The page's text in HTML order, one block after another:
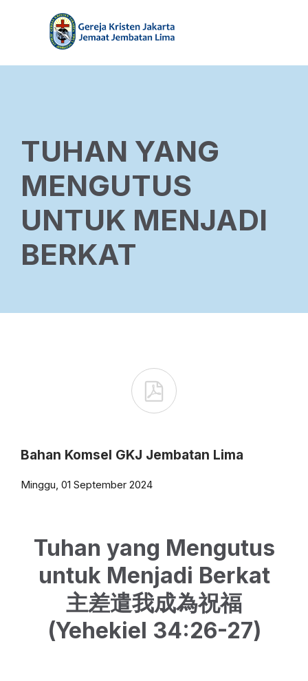
TUHAN YANG
MENGUTUS
UNTUK MENJADI
BERKAT

Bahan Komsel GKJ Jembatan Lima
Minggu, 01 September 2024
Tuhan yang Mengutus
untuk Menjadi Berkat
主差遣我成為祝福
(Yehekiel 34:26-27)